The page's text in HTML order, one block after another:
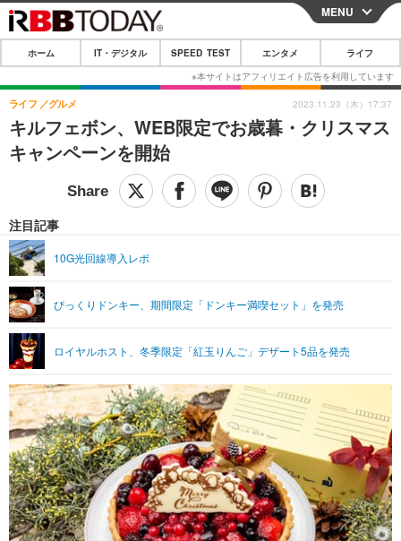
CLOSE
ホーム
IT・デジタル
IT・デジタルTOP スマートフォン
ショッピング その他
SPEED TEST
エンタメTOP 映画・ドラマ
グラビア ブログ
ショッピング その他
ライフTOP
リリース一覧
プッシュ通知の停止方法
MENU
ホーム IT・デジタル SPEED TEST エンタメ ライフ
キルフェボン、WEB限定でお歳暮・クリスマス
キャンペーンを開始
ライフ グルメ
注目記事
10G光回線導入レポ
びっくりドンキー、期間限定「ドンキー満喫セット」を発売
ロイヤルホスト、冬季限定「紅玉りんご」デザート5品を発売
2023.11.23（木）17:37